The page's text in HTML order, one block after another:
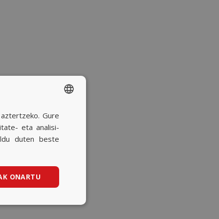
SPANISH
BASQUE
Gure
eta analisi-
duten beste
ONARTU